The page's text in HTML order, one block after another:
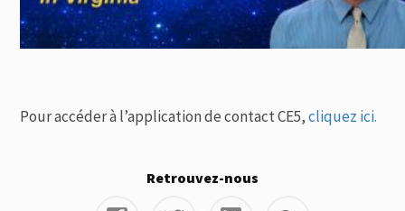
Pour accéder à l’application de contact CE5,cliquez ici.
Retrouvez-nous